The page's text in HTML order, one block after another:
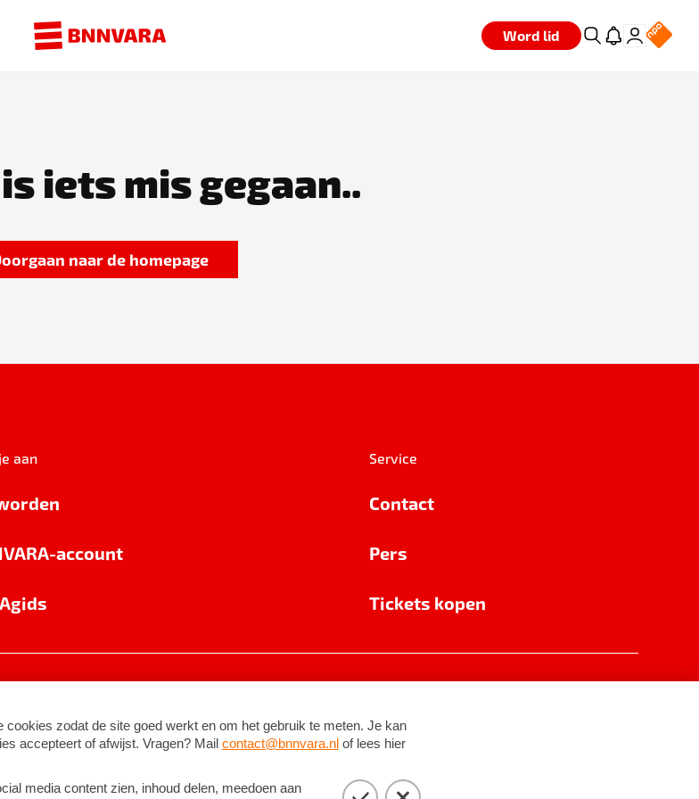
Word lid
iets mis gegaan..
naar de homepage
aan
account
Service
Contact
Pers
Tickets kopen
©2026BNNVARA